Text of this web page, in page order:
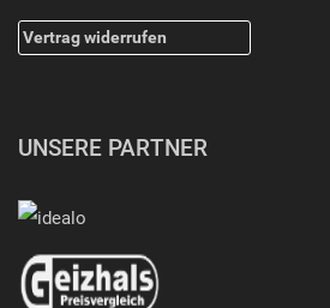
Vertrag widerrufen
UNSERE PARTNER